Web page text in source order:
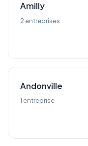
Amilly
2 entreprises
Andonville
1 entreprise